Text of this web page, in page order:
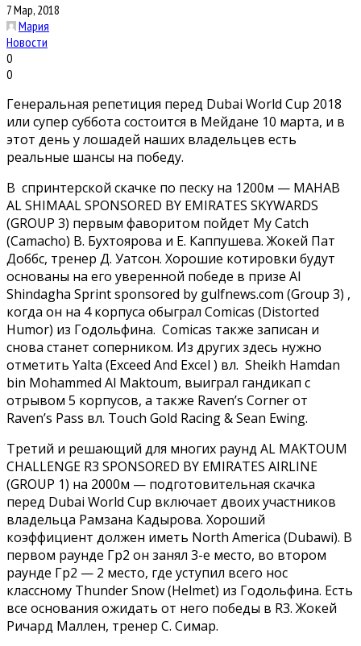
7 Мар, 2018
Мария
Новости
0
0
Генеральная репетиция перед Dubai World Cup 2018
или супер суббота состоится в Мейдане 10 марта, и в
этот день у лошадей наших владельцев есть
реальные шансы на победу.
В спринтерской скачке по песку на 1200м — MAHAB
AL SHIMAAL SPONSORED BY EMIRATES SKYWARDS
(GROUP 3) первым фаворитом пойдет My Catch
(Camacho) В. Бухтоярова и Е. Каппушева. Жокей Пат
Доббс, тренер Д. Уатсон. Хорошие котировки будут
основаны на его уверенной победе в призе Al
Shindagha Sprint sponsored by gulfnews.com (Group 3) ,
когда он на 4 корпуса обыграл Comicas (Distorted
Humor) из Годольфина. Comicas также записан и
снова станет соперником. Из других здесь нужно
отметить Yalta (Exceed And Excel ) вл. Sheikh Hamdan
bin Mohammed Al Maktoum, выиграл гандикап с
отрывом 5 корпусов, а также Raven’s Corner от
Raven’s Pass вл. Touch Gold Racing & Sean Ewing.
Третий и решающий для многих раунд AL MAKTOUM
CHALLENGE R3 SPONSORED BY EMIRATES AIRLINE
(GROUP 1) на 2000м — подготовительная скачка
перед Dubai World Cup включает двоих участников
владельца Рамзана Кадырова. Хороший
коэффициент должен иметь North America (Dubawi). В
первом раунде Гр2 он занял 3-е место, во втором
раунде Гр2 — 2 место, где уступил всего нос
классному Thunder Snow (Helmet) из Годольфина. Есть
все основания ожидать от него победы в R3. Жокей
Ричард Маллен, тренер С. Симар.